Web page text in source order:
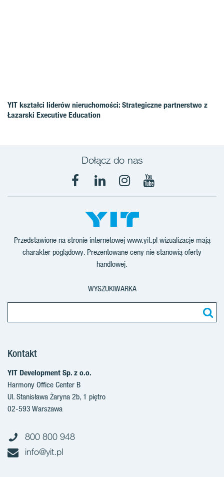
YIT kształci liderów nieruchomości: Strategiczne partnerstwo z
Łazarski Executive Education
Dołącz do nas
Facebook
LinkedInInstagram
YouTube
Przedstawione na stronie internetowej www.yit.pl wizualizacje mają
charakter poglądowy. Prezentowane ceny nie stanowią oferty
handlowej.
WYSZUKIWARKA
Kontakt
YIT Development Sp. z o.o.
Harmony Office Center B
Ul. Stanisława Żaryna 2b, 1 piętro
02-593 Warszawa
800 800 948
info@yit.pl